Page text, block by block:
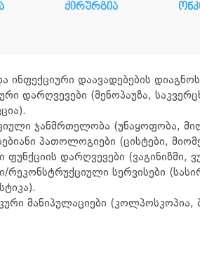
ქირურგია
ინფექციური დაავადებების
დარღვევები (მენოპაუზა,
ჯანმრთელობა (უნაყოფობა,
პათოლოგიები (ცისტები,
ფუნქციის დარღვევები
რეკონსტრუქციული სერვისები
მანიპულაციები (კოლპოსკოპია,